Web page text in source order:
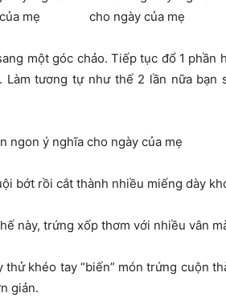
một góc chảo. Tiếp tục đổ 1 phần
tương tự như thế 2 lần nữa bạn
bớt rồi cắt thành nhiều miếng dày
này, trứng xốp thơm với nhiều vân
thử khéo tay “biến” món trứng cuộn
giản.